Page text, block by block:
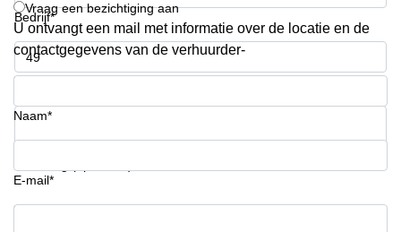
Coworking
Haarlem
Kantoor
Huren
Hengelo
Nijmegen
Bedrijf*
Telefoonnummer*
Vraag een bezichtiging aan
U ontvangt een mail met informatie over de locatie en de
contactgegevens van de verhuurder-
Naam*
E-mail*
Krijg informatie en prijzen